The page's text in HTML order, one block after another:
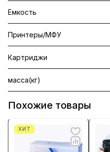
Емкость
Принтеры/МФУ
Картриджи
масса(кг)
Похожие товары
ХИТ